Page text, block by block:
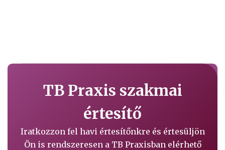
TB Praxis szakmai
értesítő
Iratkozzon fel havi értesítőnkre és értesüljön
Ön is rendszeresen a TB Praxisban elérhető